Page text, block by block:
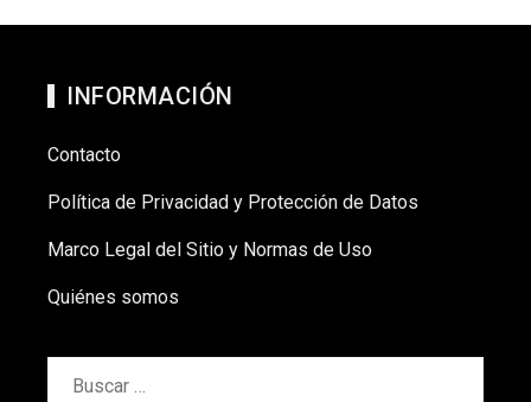
INFORMACIÓN
Contacto
Política de Privacidad y Protección de Datos
Marco Legal del Sitio y Normas de Uso
Quiénes somos